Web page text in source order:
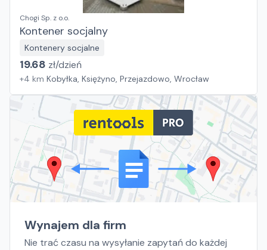
Chogi Sp. z o.o.
Kontener socjalny
Kontenery socjalne
19.68 zł/dzień
+4 km Kobyłka, Księżyno, Przejazdowo, Wrocław
Wynajem dla firm
Nie trać czasu na wysyłanie zapytań do każdej